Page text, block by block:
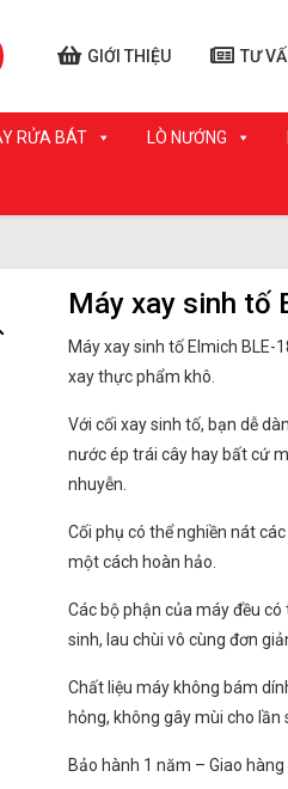
GIỚI THIỆU TƯ
RỬA BÁT LÒ NƯỚNG
Máy xay sinh tố
Máy xay sinh tố Elmich BLE-
xay thực phẩm khô.
Với cối xay sinh tố, bạn dễ
nước ép trái cây hay bất cứ
nhuyễn.
Cối phụ có thể nghiền nát
một cách hoàn hảo.
Các bộ phận của máy đều
sinh, lau chùi vô cùng đơn
Chất liệu máy không bám
hỏng, không gây mùi cho lần
Bảo hành 1 năm – Giao